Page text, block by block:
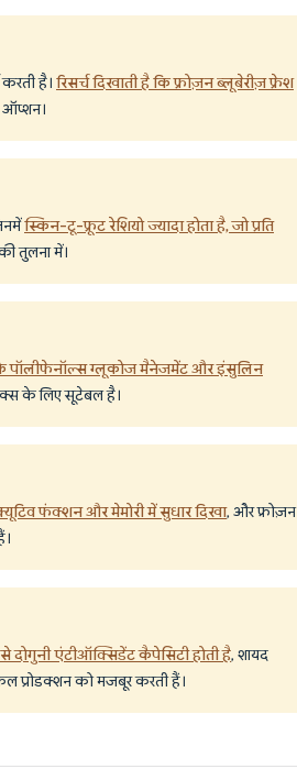
है। रिसर्च दिखाती है कि फ्रोज़न ब्लूबेरीज़ फ्रेश
स्किन-टू-फ्रूट रेशियो ज्यादा होता है, जो प्रति
तुलना में।
पॉलीफेनॉल्स ग्लूकोज मैनेजमेंट और इंसुलिन
के लिए सूटेबल है।
फंक्शन और मेमोरी में सुधार दिखा, और फ्रोज़न
दोगुनी एंटीऑक्सिडेंट कैपेसिटी होती है, शायद
प्रोडक्शन को मजबूर करती हैं।